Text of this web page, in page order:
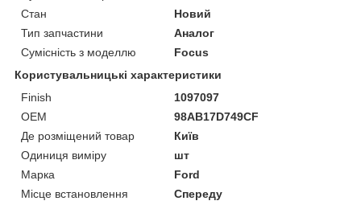
Стан
Новий
Тип запчастини
Аналог
Сумісність з моделлю
Focus
Користувальницькі характеристики
Finish
1097097
OEM
98AB17D749CF
Де розміщений товар
Київ
Одиниця виміру
шт
Марка
Ford
Місце встановлення
Спереду